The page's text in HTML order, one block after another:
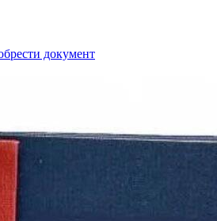
документ